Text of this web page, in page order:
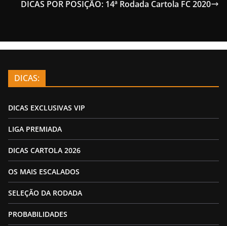
DICAS POR POSIÇÃO: 14ª Rodada Cartola FC 2020
DICAS:
DICAS EXCLUSIVAS VIP
LIGA PREMIADA
DICAS CARTOLA 2026
OS MAIS ESCALADOS
SELEÇÃO DA RODADA
PROBABILIDADES